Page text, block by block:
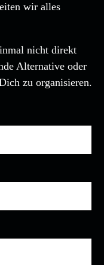
wir alles
nicht direkt
Alternative oder
zu organisieren.